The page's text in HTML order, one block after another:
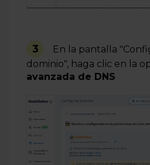
3 En la pantalla "
dominio", haga clic en la o
avanzada de DNS